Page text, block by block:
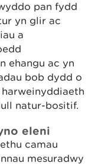
pan fydd
yn glir ac
a
ehangu ac yn
bob dydd o
natur-bositif.
eleni
camau
mesuradwy